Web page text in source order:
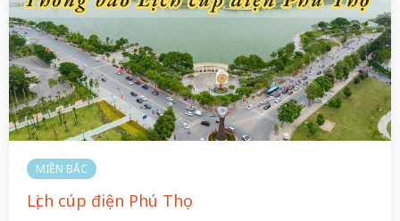
MIỀN BẮC
Lịch cúp điện Phú Thọ